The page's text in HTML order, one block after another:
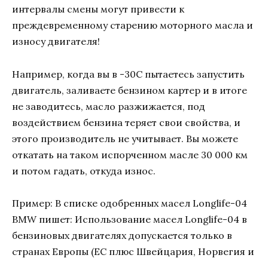
интервалы смены могут привести к
преждевременному старению моторного масла и
износу двигателя!
Например, когда вы в -30C пытаетесь запустить
двигатель, заливаете бензином картер и в итоге
не заводитесь, масло разжижается, под
воздействием бензина теряет свои свойства, и
этого производитель не учитывает. Вы можете
откатать на таком испорченном масле 30 000 км
и потом гадать, откуда износ.
Пример: В списке одобренных масел Longlife-04
BMW пишет: Использование масел Longlife-04 в
бензиновых двигателях допускается только в
странах Европы (EC плюс Швейцария, Норвегия и